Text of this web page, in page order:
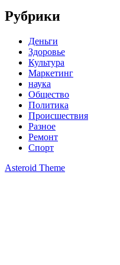
Рубрики
Деньги
Здоровье
Культура
Маркетинг
наука
Общество
Политика
Происшествия
Разное
Ремонт
Спорт
Asteroid Theme